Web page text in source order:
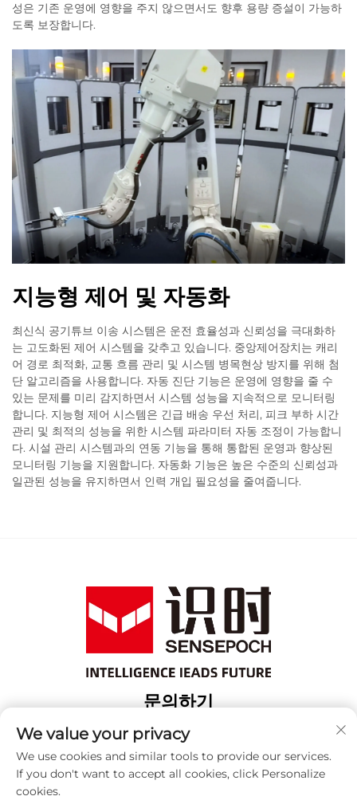
성은 기존 운영에 영향을 주지 않으면서도 향후 용량 증설이 가능하
도록 보장합니다.
지능형 제어 및 자동화
최신식 공기튜브 이송 시스템은 운전 효율성과 신뢰성을 극대화하
는 고도화된 제어 시스템을 갖추고 있습니다. 중앙제어장치는 캐리
어 경로 최적화, 교통 흐름 관리 및 시스템 병목현상 방지를 위해 첨
단 알고리즘을 사용합니다. 자동 진단 기능은 운영에 영향을 줄 수
있는 문제를 미리 감지하면서 시스템 성능을 지속적으로 모니터링
합니다. 지능형 제어 시스템은 긴급 배송 우선 처리, 피크 부하 시간
관리 및 최적의 성능을 위한 시스템 파라미터 자동 조정이 가능합니
다. 시설 관리 시스템과의 연동 기능을 통해 통합된 운영과 향상된
모니터링 기능을 지원합니다. 자동화 기능은 높은 수준의 신뢰성과
일관된 성능을 유지하면서 인력 개입 필요성을 줄여줍니다.
문의하기
Add: 상해 보산 구 위항로 18번지 3번 건물
전화:+86-13917707297
이메일:[email protected]
We value your privacy
We use cookies and similar tools to provide our services.
If you don't want to accept all cookies, click Personalize
cookies.